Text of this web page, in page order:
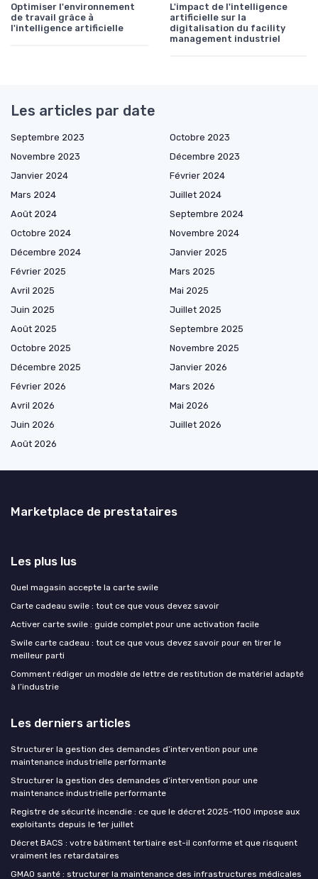
Optimiser l'environnement
de travail grâce à
l'intelligence artificielle
L'impact de l'intelligence
artificielle sur la
digitalisation du facility
management industriel
Les articles par date
Septembre 2023
Octobre 2023
Novembre 2023
Décembre 2023
Janvier 2024
Février 2024
Mars 2024
Juillet 2024
Août 2024
Septembre 2024
Octobre 2024
Novembre 2024
Décembre 2024
Janvier 2025
Février 2025
Mars 2025
Avril 2025
Mai 2025
Juin 2025
Juillet 2025
Août 2025
Septembre 2025
Octobre 2025
Novembre 2025
Décembre 2025
Janvier 2026
Février 2026
Mars 2026
Avril 2026
Mai 2026
Juin 2026
Juillet 2026
Août 2026
Marketplace de prestataires
Les plus lus
Quel magasin accepte la carte swile
Carte cadeau swile : tout ce que vous devez savoir
Activer carte swile : guide complet pour une activation facile
Swile carte cadeau : tout ce que vous devez savoir pour en tirer le
meilleur parti
Comment rédiger un modèle de lettre de restitution de matériel adapté
à l’industrie
Les derniers articles
Structurer la gestion des demandes d’intervention pour une
maintenance industrielle performante
Structurer la gestion des demandes d’intervention pour une
maintenance industrielle performante
Registre de sécurité incendie : ce que le décret 2025-1100 impose aux
exploitants depuis le 1er juillet
Décret BACS : votre bâtiment tertiaire est-il conforme et que risquent
vraiment les retardataires
GMAO santé : structurer la maintenance des infrastructures médicales